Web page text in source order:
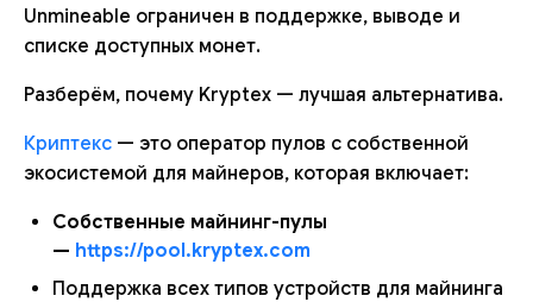
Unmineable ограничен в поддержке, выводе и
списке доступных монет.
Разберём, почему Kryptex — лучшая альтернатива.
Криптекс — это оператор пулов с собственной
экосистемой для майнеров, которая включает:
Собственные майнинг-пулы
— https://pool.kryptex.com
Поддержка всех типов устройств для майнинга